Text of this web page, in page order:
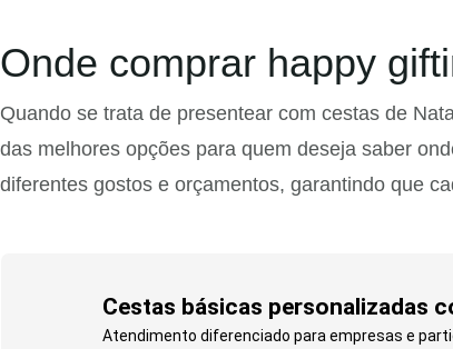
Onde comprar happy
Quando se trata de presentear com cestas de
das melhores opções para quem deseja saber
diferentes gostos e orçamentos, garantindo que
Cestas básicas personalizadas
Atendimento diferenciado para empresas e